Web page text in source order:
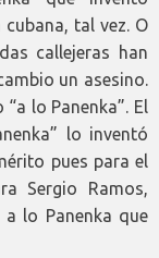
tal vez. O
callejeras han
un asesino.
lo Panenka”. El
lo inventó
pues para el
Sergio Ramos,
lo Panenka que